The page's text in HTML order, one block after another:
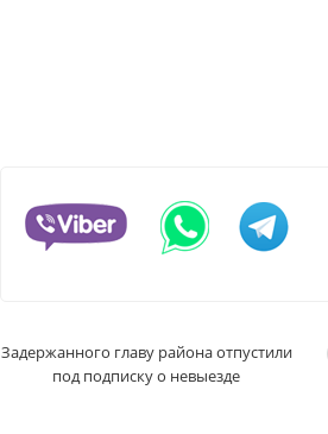
Задержанного главу района отпустили
под подписку о невыезде